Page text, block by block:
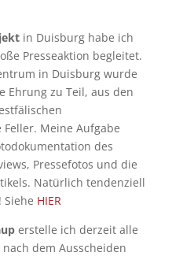
in Duisburg habe ich
Presseaktion begleitet.
in Duisburg wurde
Ehrung zu Teil, aus den
Meine Aufgabe
des
Pressefotos und die
Natürlich tendenziell
Siehe HIER
erstelle ich derzeit alle
dem Ausscheiden